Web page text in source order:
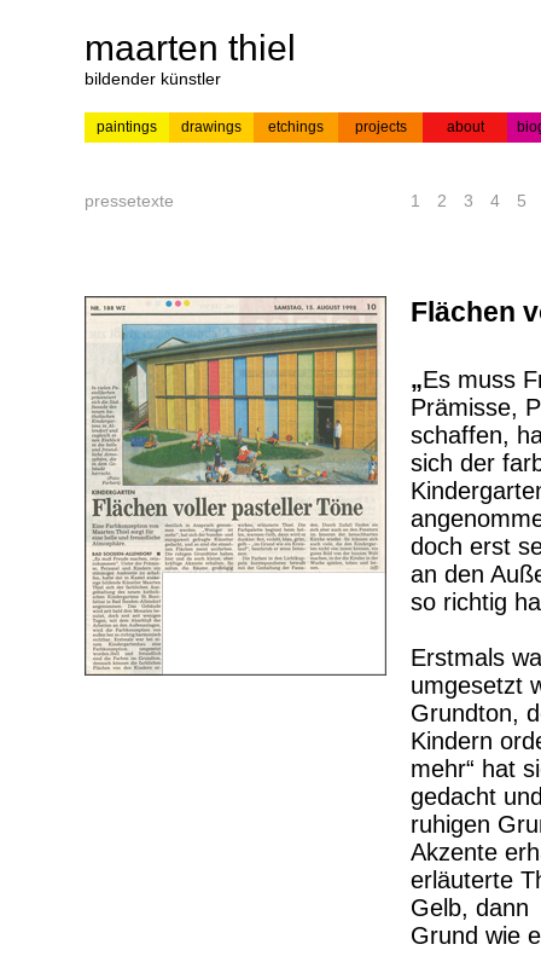
maarten thiel
bildender künstler
paintings drawings etchings projects about
pressetexte 1 2 3 4 5
Flächen
„Es muss
Prämisse,
schaffen,
sich der
doch erst
an den
so richtig
Erstmals
umgesetzt
Grundton,
Kindern
mehr“ hat
gedacht
ruhigen
Akzente
erläuterte
Gelb, dann
Grund wie